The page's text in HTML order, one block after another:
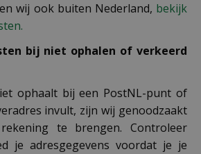
wij ook buiten Nederland, bekijk
bij niet ophalen of verkeerd
ophaalt bij een PostNL-punt of
invult, zijn wij genoodzaakt
te brengen. Controleer
je adresgegevens voordat je je